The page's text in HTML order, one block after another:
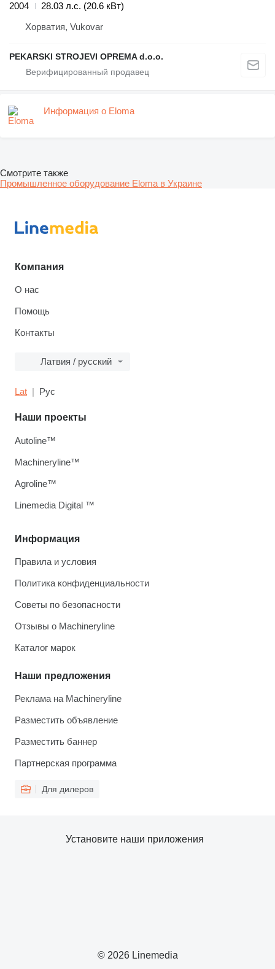
2004
28.03 л.с. (20.6 кВт)
Хорватия, Vukovar
PEKARSKI STROJEVI OPREMA d.o.o.
Информация о Eloma
Смотрите также
Промышленное оборудование Eloma в Украине
Компания
О нас
Помощь
Контакты
Латвия / русский
Lat Рус
Информация
Правила и условия
Политика конфиденциальности
Советы по безопасности
Отзывы о Machineryline
Каталог марок
Наши предложения
Реклама на Machineryline
Разместить объявление
Разместить баннер
Партнерская программа
Для дилеров
Наши проекты
Autoline™
Machineryline™
Agroline™
Linemedia Digital ™
© 2026 Linemedia
Установите наши приложения